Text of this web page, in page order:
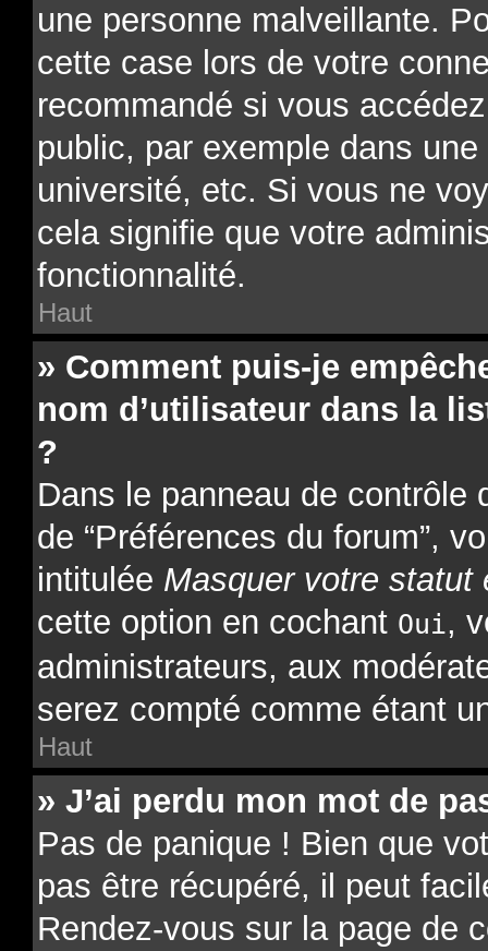
une personne malveillante.
cette case lors de votre
recommandé si vous
public, par exemple dans
université, etc. Si vous ne
cela signifie que votre
fonctionnalité.
Haut
» Comment puis-je
nom d’utilisateur dans la
?
Dans le panneau de contrôle
de “Préférences du forum”,
intitulée Masquer votre statut
cette option en cochant Oui,
administrateurs, aux
serez compté comme étant
Haut
» J’ai perdu mon mot de
Pas de panique ! Bien que
pas être récupéré, il peut
Rendez-vous sur la page de